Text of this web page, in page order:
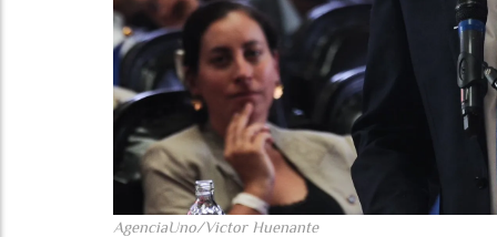
AgenciaUno/Victor Huenante